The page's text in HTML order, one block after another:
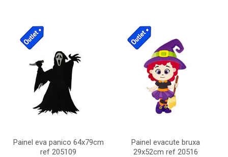
Painel eva panico 64x79cm
ref 205109
Painel evacute bruxa
29x52cm ref 20516